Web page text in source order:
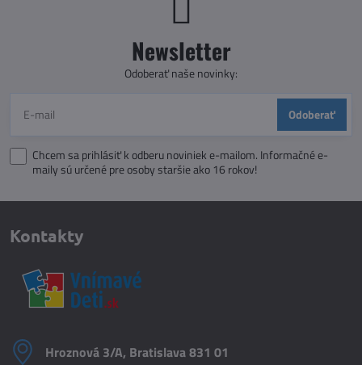
Newsletter
Odoberať naše novinky:
Odoberať
Chcem sa prihlásiť k odberu noviniek e-mailom. Informačné e-
maily sú určené pre osoby staršie ako 16 rokov!
Kontakty
Hroznová 3/A, Bratislava 831 01